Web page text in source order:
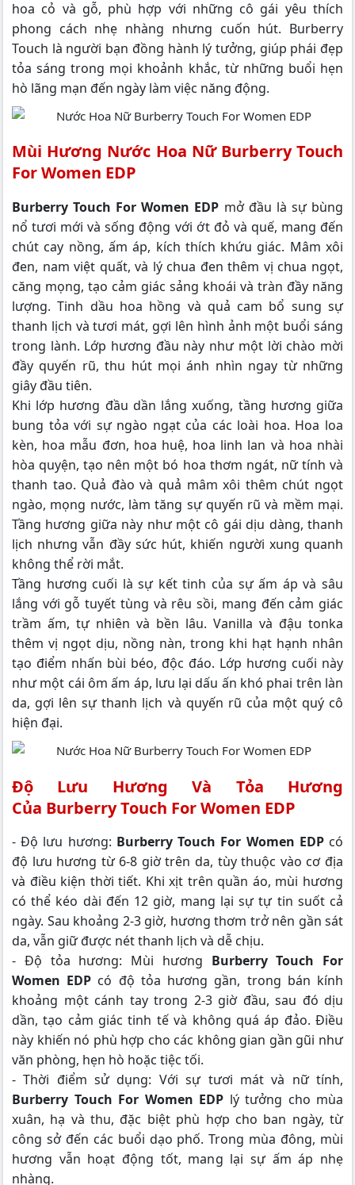
hoa cỏ và gỗ, phù hợp với những cô gái yêu thích
phong cách nhẹ nhàng nhưng cuốn hút. Burberry
Touch là người bạn đồng hành lý tưởng, giúp phái đẹp
tỏa sáng trong mọi khoảnh khắc, từ những buổi hẹn
hò lãng mạn đến ngày làm việc năng động.
Mùi Hương Nước Hoa Nữ Burberry Touch
For Women EDP
Burberry Touch For Women EDP mở đầu là sự bùng
nổ tươi mới và sống động với ớt đỏ và quế, mang đến
chút cay nồng, ấm áp, kích thích khứu giác. Mâm xôi
đen, nam việt quất, và lý chua đen thêm vị chua ngọt,
căng mọng, tạo cảm giác sảng khoái và tràn đầy năng
lượng. Tinh dầu hoa hồng và quả cam bổ sung sự
thanh lịch và tươi mát, gợi lên hình ảnh một buổi sáng
trong lành. Lớp hương đầu này như một lời chào mời
đầy quyến rũ, thu hút mọi ánh nhìn ngay từ những
giây đầu tiên.
Khi lớp hương đầu dần lắng xuống, tầng hương giữa
bung tỏa với sự ngào ngạt của các loài hoa. Hoa loa
kèn, hoa mẫu đơn, hoa huệ, hoa linh lan và hoa nhài
hòa quyện, tạo nên một bó hoa thơm ngát, nữ tính và
thanh tao. Quả đào và quả mâm xôi thêm chút ngọt
ngào, mọng nước, làm tăng sự quyến rũ và mềm mại.
Tầng hương giữa này như một cô gái dịu dàng, thanh
lịch nhưng vẫn đầy sức hút, khiến người xung quanh
không thể rời mắt.
Tầng hương cuối là sự kết tinh của sự ấm áp và sâu
lắng với gỗ tuyết tùng và rêu sồi, mang đến cảm giác
trầm ấm, tự nhiên và bền lâu. Vanilla và đậu tonka
thêm vị ngọt dịu, nồng nàn, trong khi hạt hạnh nhân
tạo điểm nhấn bùi béo, độc đáo. Lớp hương cuối này
như một cái ôm ấm áp, lưu lại dấu ấn khó phai trên làn
da, gợi lên sự thanh lịch và quyến rũ của một quý cô
hiện đại.
Độ Lưu Hương Và Tỏa Hương
Của Burberry Touch For Women EDP
- Độ lưu hương: Burberry Touch For Women EDPcó
độ lưu hương từ 6-8 giờ trên da, tùy thuộc vào cơ địa
và điều kiện thời tiết. Khi xịt trên quần áo, mùi hương
có thể kéo dài đến 12 giờ, mang lại sự tự tin suốt cả
ngày. Sau khoảng 2-3 giờ, hương thơm trở nên gần sát
da, vẫn giữ được nét thanh lịch và dễ chịu.
- Độ tỏa hương: Mùi hương Burberry Touch For
Women EDP có độ tỏa hương gần, trong bán kính
khoảng một cánh tay trong 2-3 giờ đầu, sau đó dịu
dần, tạo cảm giác tinh tế và không quá áp đảo. Điều
này khiến nó phù hợp cho các không gian gần gũi như
văn phòng, hẹn hò hoặc tiệc tối.
- Thời điểm sử dụng: Với sự tươi mát và nữ tính,
Burberry Touch For Women EDP lý tưởng cho mùa
xuân, hạ và thu, đặc biệt phù hợp cho ban ngày, từ
công sở đến các buổi dạo phố. Trong mùa đông, mùi
hương vẫn hoạt động tốt, mang lại sự ấm áp nhẹ
nhàng.